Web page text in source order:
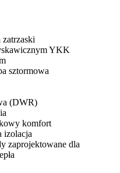
zatrzaski
YKK
sztormowa
(DWR)
komfort
izolacja
zaprojektowane dla